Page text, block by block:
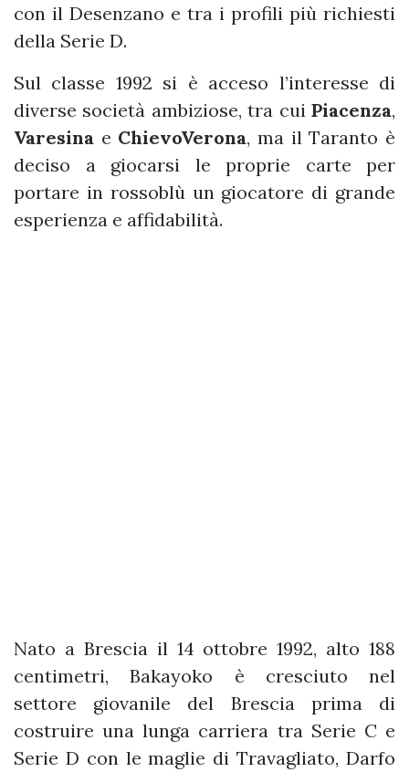
con il Desenzano e tra i profili più richiesti
della Serie D.
Sul classe 1992 si è acceso l’interesse di
diverse società ambiziose, tra cui Piacenza,
Varesina e ChievoVerona, ma il Taranto è
deciso a giocarsi le proprie carte per
portare in rossoblù un giocatore di grande
esperienza e affidabilità.
Nato a Brescia il 14 ottobre 1992, alto 188
centimetri, Bakayoko è cresciuto nel
settore giovanile del Brescia prima di
costruire una lunga carriera tra Serie C e
Serie D con le maglie di Travagliato, Darfo